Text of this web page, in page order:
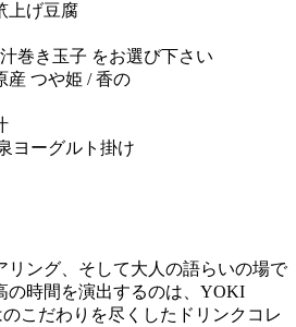
げ豆腐
き玉子 をお選び下さい
つや姫 / 香の
ーグルト掛け
リング、そして大人の語らいの場で
の時間を演出するのは、YOKI
こだわりを尽くしたドリンクコレ